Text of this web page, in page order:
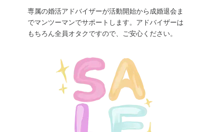
専属の婚活アドバイザーが活動開始から成婚退会ま
でマンツーマンでサポートします。アドバイザーは
もちろん全員オタクですので、ご安心ください。